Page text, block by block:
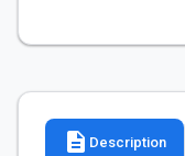
description Description